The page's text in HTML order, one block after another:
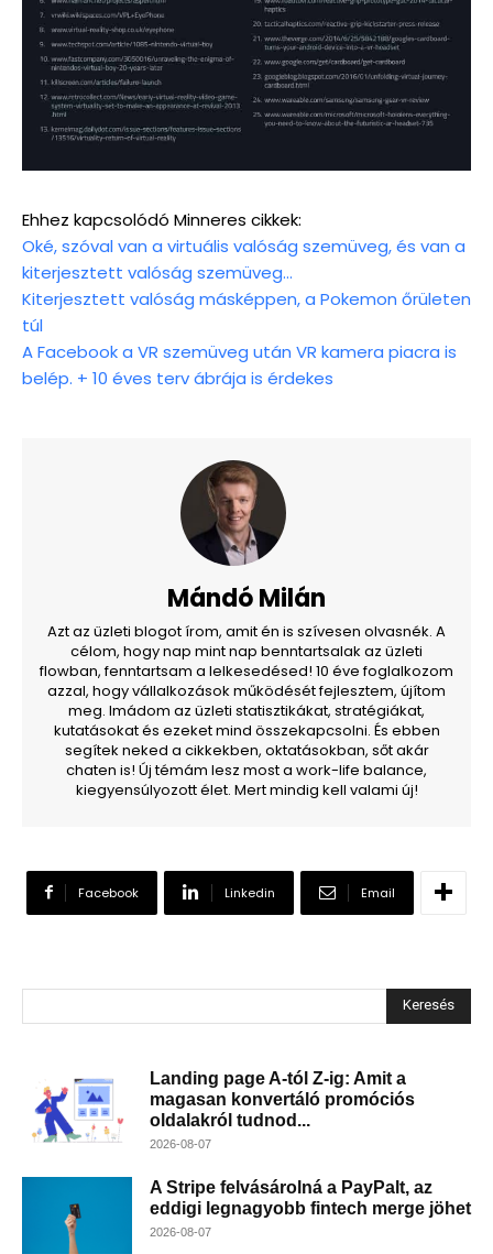
Ehhez kapcsolódó Minneres cikkek:
Oké, szóval van a virtuális valóság szemüveg, és van a
kiterjesztett valóság szemüveg…
Kiterjesztett valóság másképpen, a Pokemon őrületen
túl
A Facebook a VR szemüveg után VR kamera piacra is
belép. + 10 éves terv ábrája is érdekes
Mándó Milán
Azt az üzleti blogot írom, amit én is szívesen olvasnék. A
célom, hogy nap mint nap benntartsalak az üzleti
flowban, fenntartsam a lelkesedésed! 10 éve foglalkozom
azzal, hogy vállalkozások működését fejlesztem, újítom
meg. Imádom az üzleti statisztikákat, stratégiákat,
kutatásokat és ezeket mind összekapcsolni. És ebben
segítek neked a cikkekben, oktatásokban, sőt akár
chaten is! Új témám lesz most a work-life balance,
kiegyensúlyozott élet. Mert mindig kell valami új!
Facebook Linkedin Email
Keresés
Landing page A-tól Z-ig: Amit a
magasan konvertáló promóciós
oldalakról tudnod...
2026-08-07
A Stripe felvásárolná a PayPalt, az
eddigi legnagyobb fintech merge jöhet
2026-08-07